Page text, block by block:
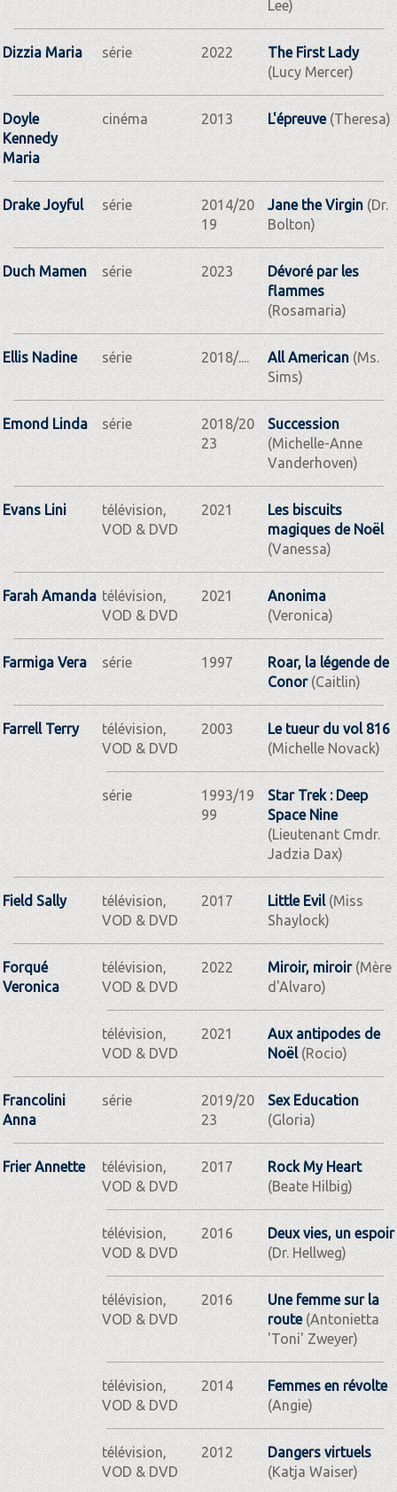
Lee)
Dizzia Maria série 2022
The First Lady
(Lucy Mercer)
Doyle
Kennedy
Maria
cinéma 2013 L'épreuve(Theresa)
Drake Joyful série
2014/20
19
Jane the Virgin(Dr.
Bolton)
Duch Mamen série 2023
Dévoré par les
flammes
(Rosamaria)
Ellis Nadine série 2018/.... All American(Ms.
Sims)
Emond Linda série
2018/20
23
Succession
(Michelle-Anne
Vanderhoven)
Evans Lini
télévision,
VOD & DVD
2021
Les biscuits
magiques de Noël
(Vanessa)
Farah Amanda télévision,
VOD & DVD
2021
Anonima
(Veronica)
Farmiga Vera série 1997
Roar, la légende de
Conor(Caitlin)
Farrell Terry
télévision,
VOD & DVD
2003
Le tueur du vol 816
(Michelle Novack)
série
1993/19
99
Star Trek : Deep
Space Nine
(Lieutenant Cmdr.
Jadzia Dax)
Field Sally
télévision,
VOD & DVD
2017 Little Evil(Miss
Shaylock)
Forqué
Veronica
télévision,
VOD & DVD
2022 Miroir, miroir(Mère
d'Alvaro)
télévision,
VOD & DVD
2021
Aux antipodes de
Noël(Rocio)
Francolini
Anna
série
2019/20
23
Sex Education
(Gloria)
Frier Annette
télévision,
VOD & DVD
2017
Rock My Heart
(Beate Hilbig)
télévision,
VOD & DVD
2016
Deux vies, un espoir
(Dr. Hellweg)
télévision,
VOD & DVD
2016
Une femme sur la
route(Antonietta
'Toni' Zweyer)
télévision,
VOD & DVD
2014
Femmes en révolte
(Angie)
télévision,
VOD & DVD
2012
Dangers virtuels
(Katja Waiser)